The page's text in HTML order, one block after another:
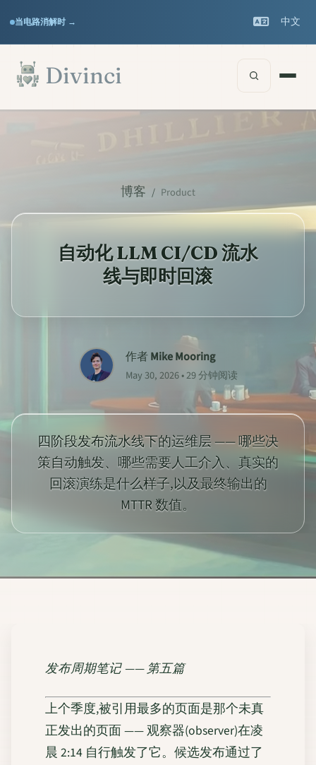
当电路消解时 → 中文
Divinci
博客 / Product
自动化 LLM CI/CD 流水
线与即时回滚
作者Mike Mooring
May 30, 2026 • 29 分钟阅读
四阶段发布流水线下的运维层 —— 哪些决
策自动触发、哪些需要人工介入、真实的
回滚演练是什么样子,以及最终输出的
MTTR 数值。
发布周期笔记 —— 第五篇
上个季度,被引用最多的页面是那个未真
正发出的页面 —— 观察器(observer)在凌
晨 2:14 自行触发了它。候选发布通过了